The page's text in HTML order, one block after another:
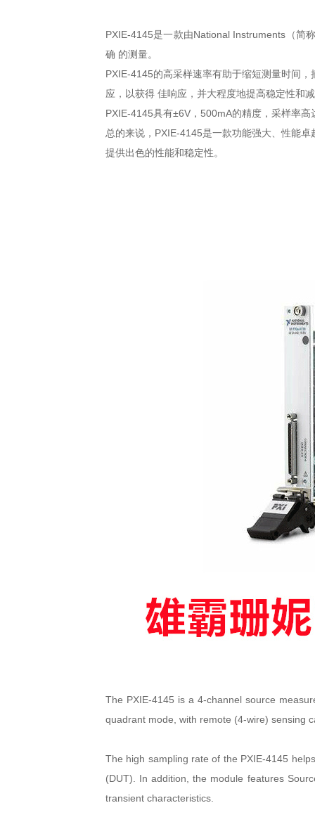
PXIE-4145是一款由National Instruments（简
确 的测量。
PXIE-4145的高采样速率有助于缩短测量时间
应，以获得 佳响应，并大程度地提高稳定性和
PXIE-4145具有±6V，500mA的精度，采样率
总的来说，PXIE-4145是一款功能强大、性能
提供出色的性能和稳定性。
The PXIE-4145 is a 4-channel source
quadrant mode, with remote (4-wire) sensing
The high sampling rate of the PXIE-4145
(DUT). In addition, the module features
transient characteristics.